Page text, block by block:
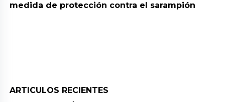
medida de protección contra el sarampión
ARTICULOS RECIENTES